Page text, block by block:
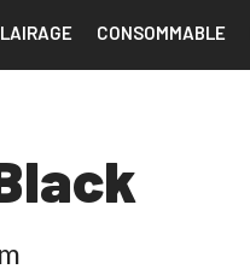
CONSOMMABLE